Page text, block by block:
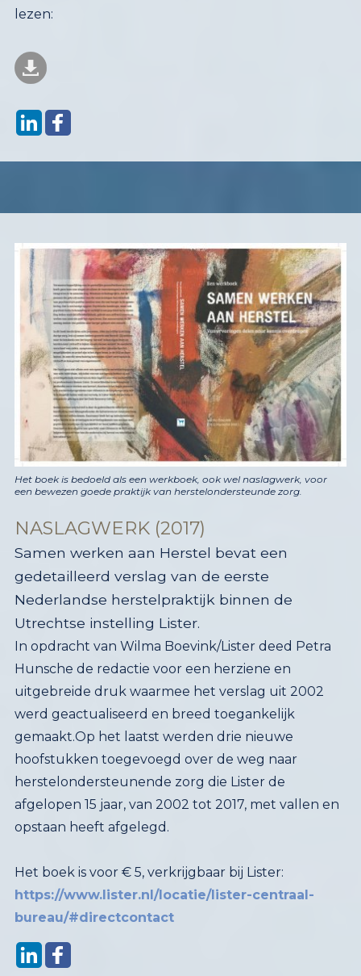
lezen:
Het boek is bedoeld als een werkboek, ook wel naslagwerk, voor
een bewezen goede praktijk van herstelondersteunde zorg.
NASLAGWERK (2017)
Samen werken aan Herstel bevat een
gedetailleerd verslag van de eerste
Nederlandse herstelpraktijk binnen de
Utrechtse instelling Lister.
In opdracht van Wilma Boevink/Lister deed Petra
Hunsche de redactie voor een herziene en
uitgebreide druk waarmee het verslag uit 2002
werd geactualiseerd en breed toegankelijk
gemaakt.Op het laatst werden drie nieuwe
hoofstukken toegevoegd over de weg naar
herstelondersteunende zorg die Lister de
afgelopen 15 jaar, van 2002 tot 2017, met vallen en
opstaan heeft afgelegd.
Het boek is voor € 5, verkrijgbaar bij Lister:
https://www.lister.nl/locatie/lister-centraal-
bureau/#directcontact